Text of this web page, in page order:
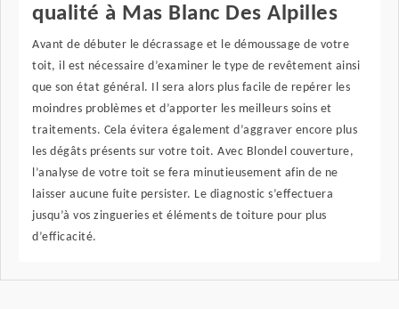
qualité à Mas Blanc Des Alpilles
Avant de débuter le décrassage et le démoussage de votre
toit, il est nécessaire d’examiner le type de revêtement ainsi
que son état général. Il sera alors plus facile de repérer les
moindres problèmes et d’apporter les meilleurs soins et
traitements. Cela évitera également d’aggraver encore plus
les dégâts présents sur votre toit. Avec Blondel couverture,
l’analyse de votre toit se fera minutieusement afin de ne
laisser aucune fuite persister. Le diagnostic s’effectuera
jusqu’à vos zingueries et éléments de toiture pour plus
d’efficacité.